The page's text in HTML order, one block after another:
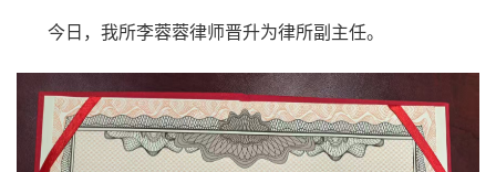
今日，我所李蓉蓉律师晋升为律所副主任。